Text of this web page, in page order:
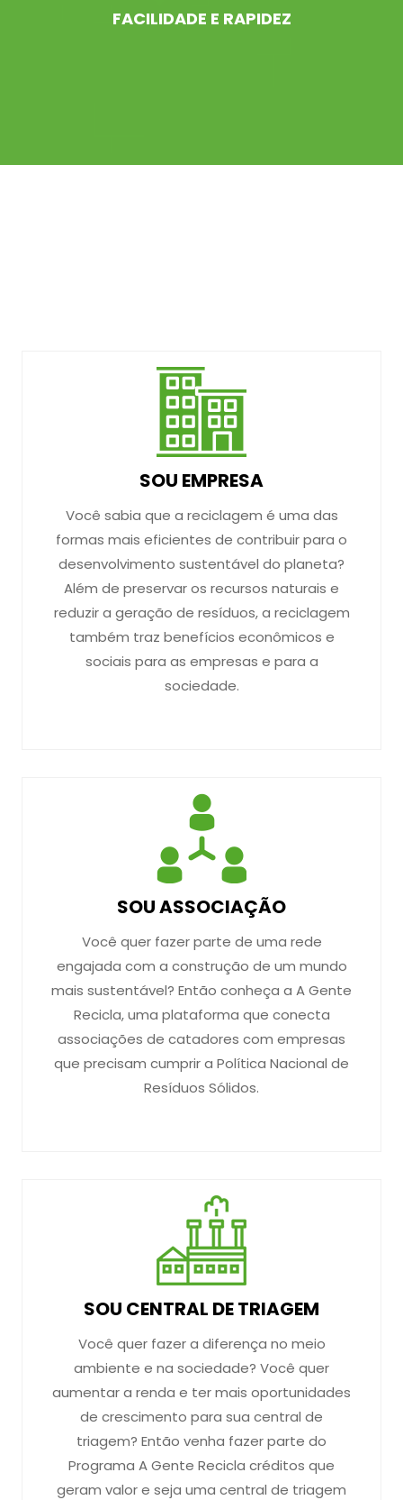
FACILIDADE E RAPIDEZ
SOU EMPRESA
Você sabia que a reciclagem é uma das
formas mais eficientes de contribuir para o
desenvolvimento sustentável do planeta?
Além de preservar os recursos naturais e
reduzir a geração de resíduos, a reciclagem
também traz benefícios econômicos e
sociais para as empresas e para a
sociedade.
SOU ASSOCIAÇÃO
Você quer fazer parte de uma rede
engajada com a construção de um mundo
mais sustentável? Então conheça a A Gente
Recicla, uma plataforma que conecta
associações de catadores com empresas
que precisam cumprir a Política Nacional de
Resíduos Sólidos.
SOU CENTRAL DE TRIAGEM
Você quer fazer a diferença no meio
ambiente e na sociedade? Você quer
aumentar a renda e ter mais oportunidades
de crescimento para sua central de
triagem? Então venha fazer parte do
Programa A Gente Recicla créditos que
geram valor e seja uma central de triagem